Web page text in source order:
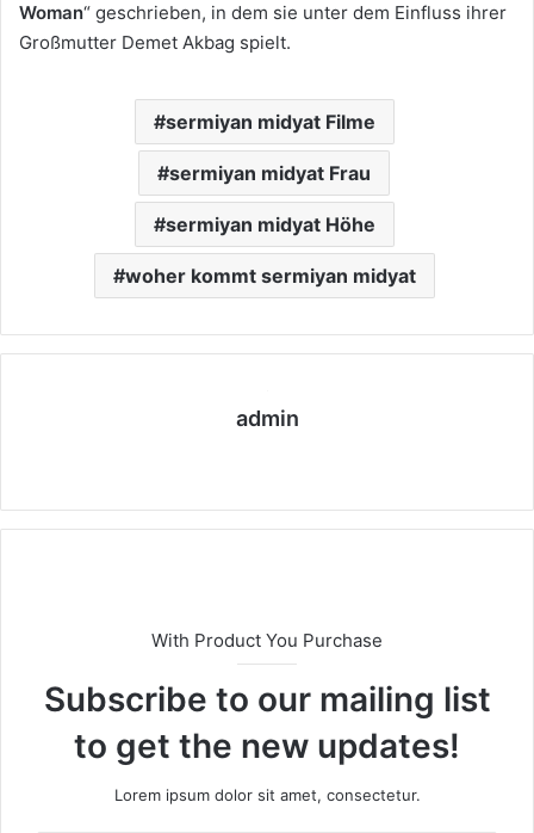
Woman“ geschrieben, in dem sie unter dem Einfluss ihrer
Großmutter Demet Akbag spielt.
sermiyan midyat Filme
sermiyan midyat Frau
sermiyan midyat Höhe
woher kommt sermiyan midyat
admin
eit
With Product You Purchase
Subscribe to our mailing list
to get the new updates!
Lorem ipsum dolor sit amet, consectetur.